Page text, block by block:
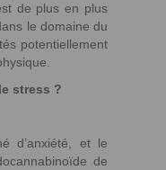
de plus en plus
le domaine du
potentiellement
stress ?
d’anxiété, et le
de